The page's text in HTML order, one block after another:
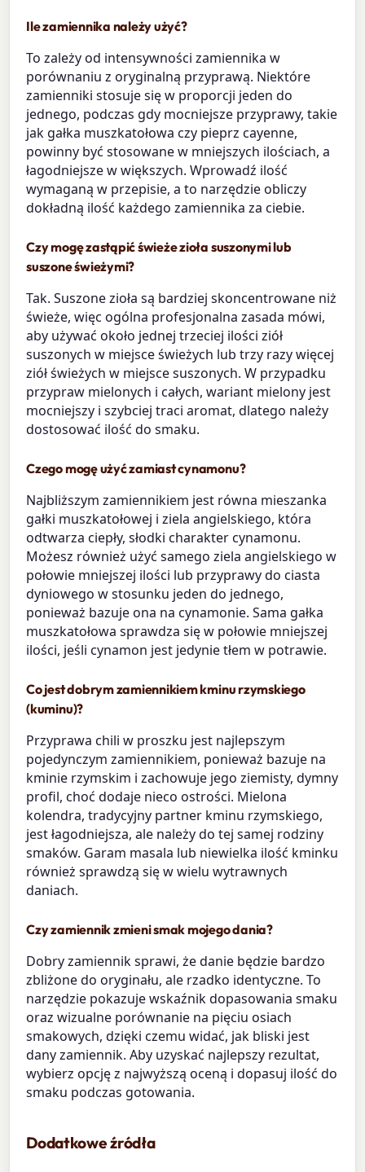
Ile zamiennika należy użyć?
To zależy od intensywności zamiennika w
porównaniu z oryginalną przyprawą. Niektóre
zamienniki stosuje się w proporcji jeden do
jednego, podczas gdy mocniejsze przyprawy, takie
jak gałka muszkatołowa czy pieprz cayenne,
powinny być stosowane w mniejszych ilościach, a
łagodniejsze w większych. Wprowadź ilość
wymaganą w przepisie, a to narzędzie obliczy
dokładną ilość każdego zamiennika za ciebie.
Czy mogę zastąpić świeże zioła suszonymi lub
suszone świeżymi?
Tak. Suszone zioła są bardziej skoncentrowane niż
świeże, więc ogólna profesjonalna zasada mówi,
aby używać około jednej trzeciej ilości ziół
suszonych w miejsce świeżych lub trzy razy więcej
ziół świeżych w miejsce suszonych. W przypadku
przypraw mielonych i całych, wariant mielony jest
mocniejszy i szybciej traci aromat, dlatego należy
dostosować ilość do smaku.
Czego mogę użyć zamiast cynamonu?
Najbliższym zamiennikiem jest równa mieszanka
gałki muszkatołowej i ziela angielskiego, która
odtwarza ciepły, słodki charakter cynamonu.
Możesz również użyć samego ziela angielskiego w
połowie mniejszej ilości lub przyprawy do ciasta
dyniowego w stosunku jeden do jednego,
ponieważ bazuje ona na cynamonie. Sama gałka
muszkatołowa sprawdza się w połowie mniejszej
ilości, jeśli cynamon jest jedynie tłem w potrawie.
Co jest dobrym zamiennikiem kminu rzymskiego
(kuminu)?
Przyprawa chili w proszku jest najlepszym
pojedynczym zamiennikiem, ponieważ bazuje na
kminie rzymskim i zachowuje jego ziemisty, dymny
profil, choć dodaje nieco ostrości. Mielona
kolendra, tradycyjny partner kminu rzymskiego,
jest łagodniejsza, ale należy do tej samej rodziny
smaków. Garam masala lub niewielka ilość kminku
również sprawdzą się w wielu wytrawnych
daniach.
Czy zamiennik zmieni smak mojego dania?
Dobry zamiennik sprawi, że danie będzie bardzo
zbliżone do oryginału, ale rzadko identyczne. To
narzędzie pokazuje wskaźnik dopasowania smaku
oraz wizualne porównanie na pięciu osiach
smakowych, dzięki czemu widać, jak bliski jest
dany zamiennik. Aby uzyskać najlepszy rezultat,
wybierz opcję z najwyższą oceną i dopasuj ilość do
smaku podczas gotowania.
Dodatkowe źródła